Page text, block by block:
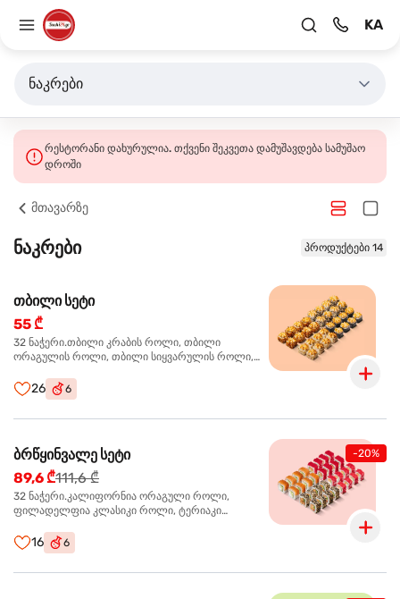
KA
ნაკრები
რესტორანი დახურულია. თქვენი შეკვეთა დამუშავდება სამუშაო
დროში
მთავარზე
ნაკრები პროდუქტები 14
თბილი სეტი
55 ₾
32 ნაჭერი.თბილი კრაბის როლი, თბილი
ორაგულის როლი, თბილი სიყვარულის როლი,
26 6
-20%
ბრწყინვალე სეტი
89,6 ₾111,6 ₾
32 ნაჭერი.კალიფორნია ორაგული როლი,
ფილადელფია კლასიკი როლი, ტერიაკი
16 6